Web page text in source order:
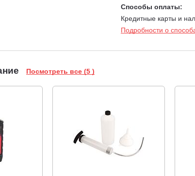
управление - меньше усталости, больше
и надёжность – лёгкий поворот с минимальным
для автоматизации мойки внутренней поверхности
сбора травы в травосборник.
по длине. Комфортная работа оператора любого
трактором оператору с ростом от 160 до 195 см.
дюймы - 15х6,0-6.
Способы оплаты:
Кредитные карты и
Подробности о
Посмотреть все (5 )